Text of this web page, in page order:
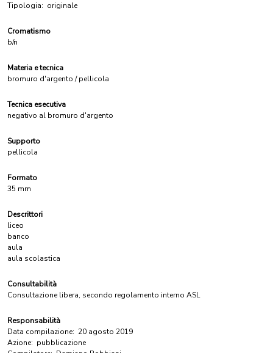
Tipologia: originale
Cromatismo
b/n
Materia e tecnica
bromuro d'argento / pellicola
Tecnica esecutiva
negativo al bromuro d'argento
Supporto
pellicola
Formato
35 mm
Descrittori
liceo
banco
aula
aula scolastica
Consultabilità
Consultazione libera, secondo regolamento interno ASL
Responsabilità
Data compilazione: 20 agosto 2019
Azione: pubblicazione